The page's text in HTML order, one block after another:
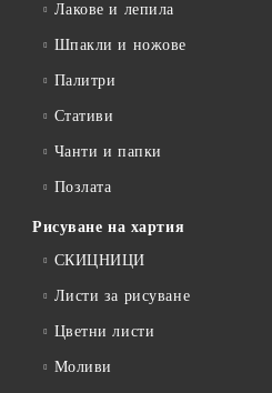
Лакове и лепила
Шпакли и ножове
Палитри
Стативи
Чанти и папки
Позлата
Рисуване на хартия
СКИЦНИЦИ
Листи за рисуване
Цветни листи
Моливи